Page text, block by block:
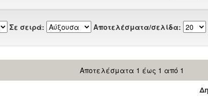
Σε σειρά: Αποτελέσματα/σελίδα:
Αποτελέσματα 1 έως 1 από 1